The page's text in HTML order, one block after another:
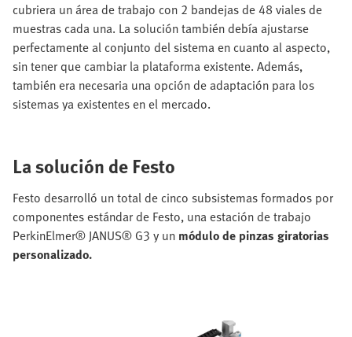
cubriera un área de trabajo con 2 bandejas de 48 viales de
muestras cada una. La solución también debía ajustarse
perfectamente al conjunto del sistema en cuanto al aspecto,
sin tener que cambiar la plataforma existente. Además,
también era necesaria una opción de adaptación para los
sistemas ya existentes en el mercado.
La solución de Festo
Festo desarrolló un total de cinco subsistemas formados por
componentes estándar de Festo, una estación de trabajo
PerkinElmer® JANUS® G3 y un módulo de pinzas giratorias
personalizado.